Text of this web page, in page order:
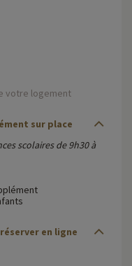
votre logement
sur place
scolaires de 9h30 à
à réserver en ligne